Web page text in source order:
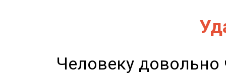
Человеку довольно